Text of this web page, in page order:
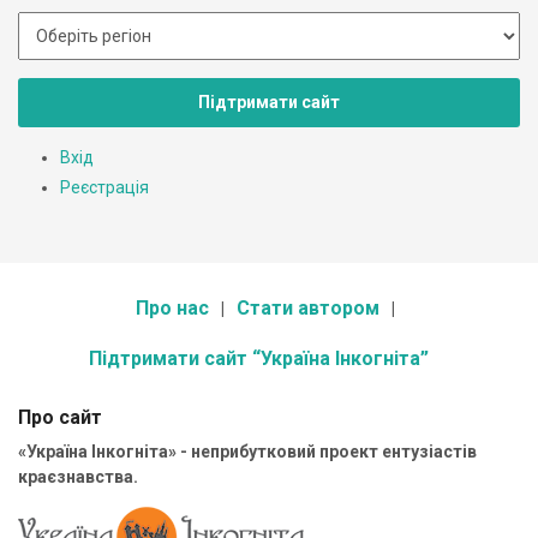
Підтримати сайт
Вхід
Реєстрація
Про нас Стати автором
Підтримати сайт “Україна Інкогніта”
Про сайт
«Україна Інкогніта» - неприбутковий проект ентузіастів
краєзнавства.